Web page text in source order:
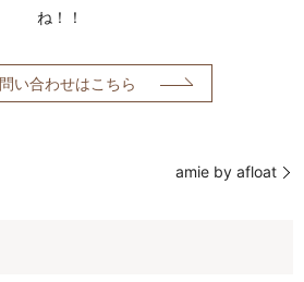
ね！！
い合わせはこちら
amie by afloat